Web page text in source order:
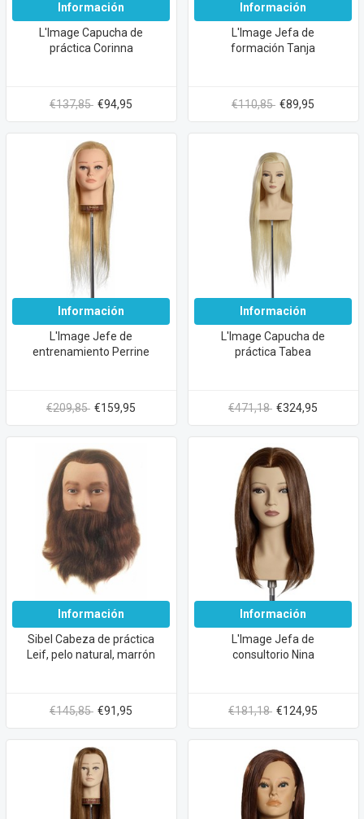
Información
L'Image Capucha de
práctica Corinna
€137,85 €94,95
Información
L'Image Jefa de
formación Tanja
€110,85 €89,95
Información
L'Image Jefe de
entrenamiento Perrine
€209,85 €159,95
Información
L'Image Capucha de
práctica Tabea
€471,18 €324,95
Información
Sibel Cabeza de práctica
Leif, pelo natural, marrón
€145,85 €91,95
Información
L'Image Jefa de
consultorio Nina
€181,18 €124,95